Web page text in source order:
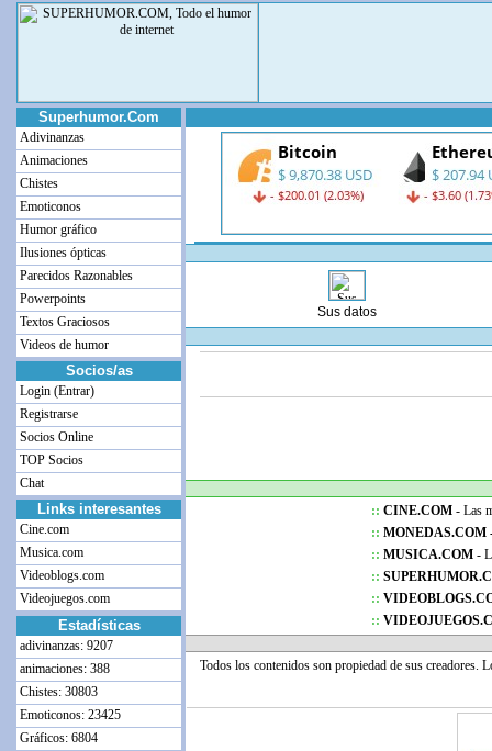
Superhumor.Com
Adivinanzas
Animaciones
Chistes
Emoticonos
Humor gráfico
Ilusiones ópticas
Parecidos Razonables
Powerpoints
Textos Graciosos
Videos de humor
Socios/as
Login (Entrar)
Registrarse
Socios Online
TOP Socios
Chat
Links interesantes
Cine.com
Musica.com
Videoblogs.com
Videojuegos.com
Estadísticas
adivinanzas: 9207
animaciones: 388
Chistes: 30803
Emoticonos: 23425
Gráficos: 6804
Sus datos
:: CINE.COM - Las
:: MONEDAS.COM
:: MUSICA.COM -
::
::
::
Todos los contenidos son propiedad de sus creadores.